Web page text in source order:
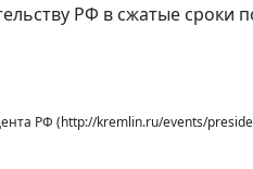
РФ в сжатые сроки
РФ (http://kremlin.ru/events/